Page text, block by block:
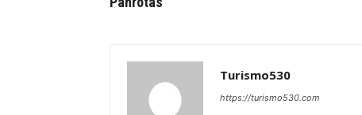
Turismo530
https://turismo530.com